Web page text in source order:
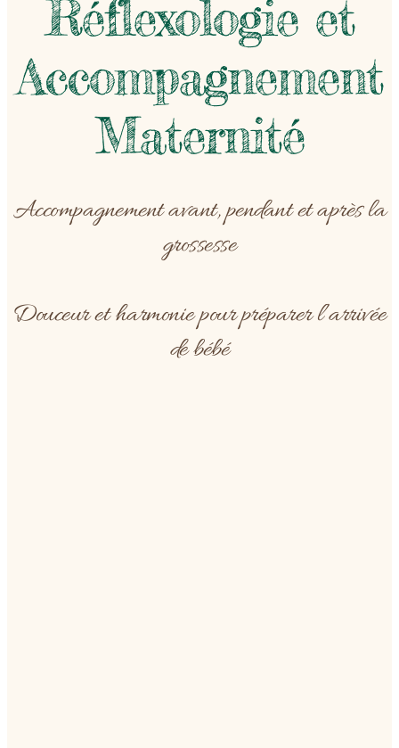
Réflexologie et
Accompagnement
Maternité
Accompagnement avant, pendant et après la
grossesse
Douceur et harmonie pour préparer l’arrivée
de bébé